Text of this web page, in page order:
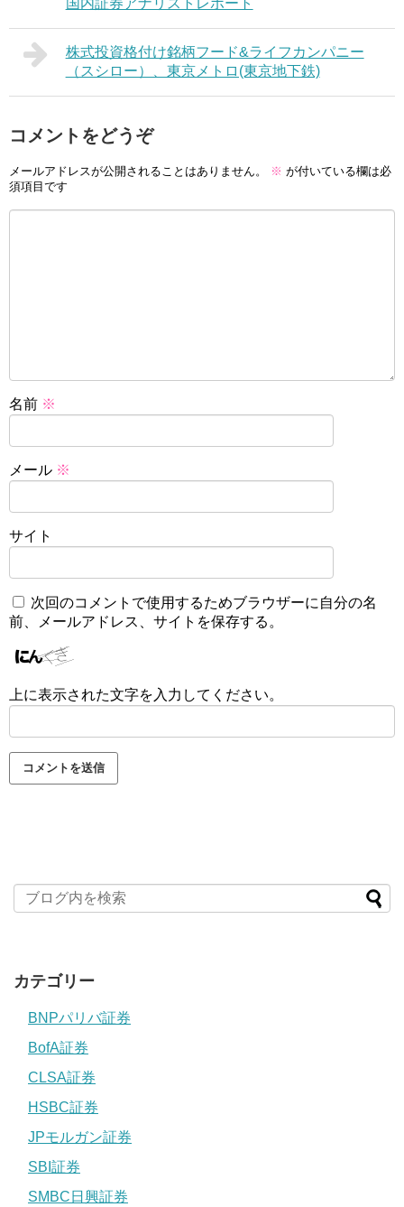
国内証券アナリストレポート
株式投資格付け銘柄フード&ライフカンパニー
（スシロー）、東京メトロ(東京地下鉄)
コメントをどうぞ
メールアドレスが公開されることはありません。 ※ が付いている欄は必
須項目です
名前 ※
メール ※
サイト
次回のコメントで使用するためブラウザーに自分の名
前、メールアドレス、サイトを保存する。
上に表示された文字を入力してください。
カテゴリー
BNPパリバ証券
BofA証券
CLSA証券
HSBC証券
JPモルガン証券
SBI証券
SMBC日興証券